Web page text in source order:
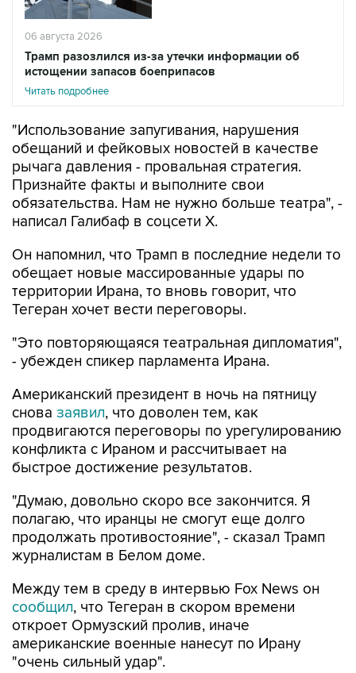
06 августа 2026
Трамп разозлился из-за утечки информации об
истощении запасов боеприпасов
Читать подробнее
"Использование запугивания, нарушения
обещаний и фейковых новостей в качестве
рычага давления - провальная стратегия.
Признайте факты и выполните свои
обязательства. Нам не нужно больше театра", -
написал Галибаф в соцсети X.
Он напомнил, что Трамп в последние недели то
обещает новые массированные удары по
территории Ирана, то вновь говорит, что
Тегеран хочет вести переговоры.
"Это повторяющаяся театральная дипломатия",
- убежден спикер парламента Ирана.
Американский президент в ночь на пятницу
снова заявил, что доволен тем, как
продвигаются переговоры по урегулированию
конфликта с Ираном и рассчитывает на
быстрое достижение результатов.
"Думаю, довольно скоро все закончится. Я
полагаю, что иранцы не смогут еще долго
продолжать противостояние", - сказал Трамп
журналистам в Белом доме.
Между тем в среду в интервью Fox News он
сообщил, что Тегеран в скором времени
откроет Ормузский пролив, иначе
американские военные нанесут по Ирану
"очень сильный удар".